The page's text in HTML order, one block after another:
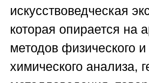
искусствоведческая
которая опирается на
методов физического и
химического анализа,